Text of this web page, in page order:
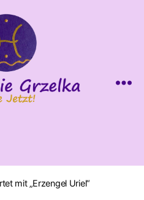
mit „Erzengel Uriel“